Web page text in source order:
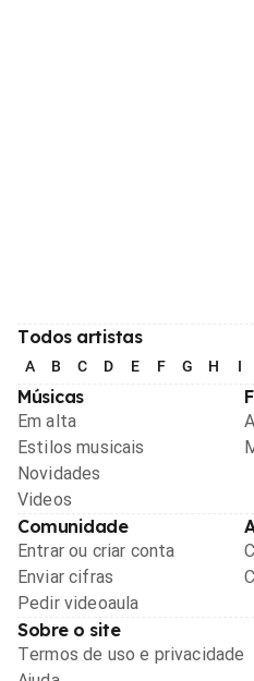
Todos artistas
A B C D E F G H I
Músicas
Em alta
Estilos musicais
Novidades
Videos
Comunidade
Entrar ou criar conta
Enviar cifras
Pedir videoaula
Sobre o site
Termos de uso e privacidade